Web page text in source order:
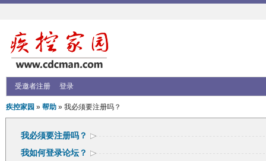
受邀者注册 登录
疾控家园 » 帮助» 我必须要注册吗？
我必须要注册吗？
我如何登录论坛？